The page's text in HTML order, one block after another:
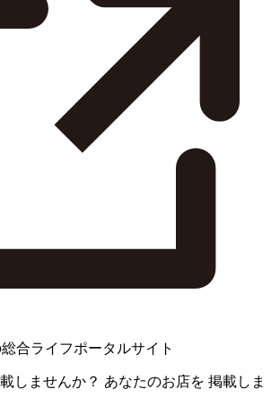
合ライフポータルサイト
しませんか？ あなたのお店を 掲載しま